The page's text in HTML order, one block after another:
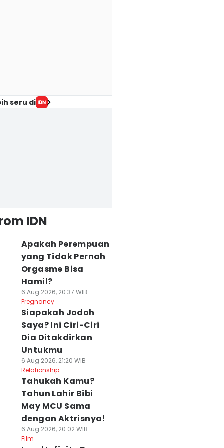
seru di
IDN
Apakah Perempuan
yang Tidak Pernah
Orgasme Bisa
Hamil?
6 Aug 2026, 20:37 WIB
Pregnancy
Siapakah Jodoh
Saya? Ini Ciri-Ciri
Dia Ditakdirkan
Untukmu
6 Aug 2026, 21:20 WIB
Relationship
Tahukah Kamu?
Tahun Lahir Bibi
May MCU Sama
dengan Aktrisnya!
6 Aug 2026, 20:02 WIB
Film